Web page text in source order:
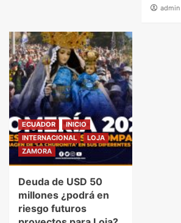
admin
ECUADOR
INICIO
INTERNACIONAL
LOJA
ZAMORA
Deuda de USD 50
millones ¿podrá en
riesgo futuros